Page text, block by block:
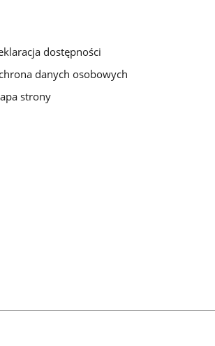
dostępności
danych osobowych
strony